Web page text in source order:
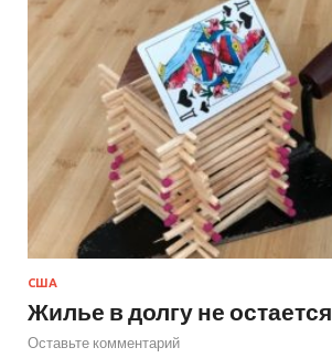
США
Жилье в долгу не остается
Оставьте комментарий